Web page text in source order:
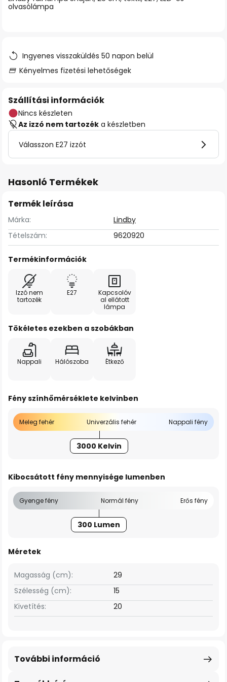
olvasólámpa
Ingyenes visszaküldés 50 napon belül
Kényelmes fizetési lehetőségek
Szállítási információk
Nincs készleten
Az izzó nem tartozék a készletben
Válasszon E27 izzót
Hasonló Termékek
Termék leírása
Márka:
Lindby
Tételszám:
9620920
Termékinformációk
Izzó nem
tartozék
E27
Kapcsolóv
al ellátott
lámpa
Tökéletes ezekben a szobákban
Nappali Hálószoba Étkező
Fény színhőmérséklete kelvinben
Meleg fehér Univerzális fehér Nappali fény
3000 Kelvin
Kibocsátott fény mennyisége lumenben
Gyenge fény Normál fény Erős fény
300 Lumen
Méretek
Szélesség (cm): 15
Magasság (cm): 29
Kivetítés: 20
További információ